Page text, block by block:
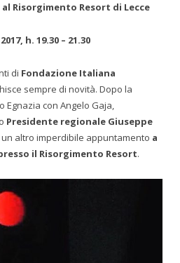
Risorgimento Resort di Lecce
h. 19.30 – 21.30
di Fondazione Italiana
sempre di novità. Dopo la
con Angelo Gaja,
Presidente regionale Giuseppe
un altro imperdibile appuntamento a
il Risorgimento Resort.